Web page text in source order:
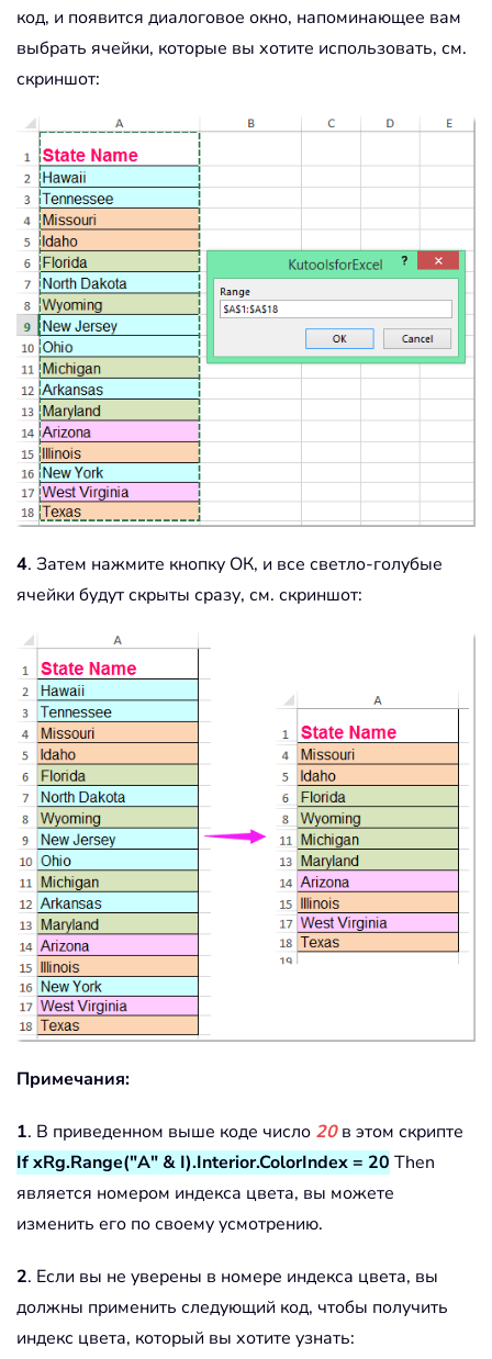
        MsgBox
"the selection is not
    Application
. ScreenUpdating
=
If xRg
            xRg
End
Next 'i
    Application
.ScreenUpdating = True
End
код, и появится диалоговое окно, напоминающее вам
выбрать ячейки, которые вы хотите использовать, см.
скриншот:
4. Затем нажмите кнопку ОК, и все светло-голубые
ячейки будут скрыты сразу, см. скриншот:
Примечания:
1. В приведенном выше коде число 20в этом скрипте
If xRg.Range("A" & I).Interior.ColorIndex = 20 Then
является номером индекса цвета, вы можете
изменить его по своему усмотрению.
2. Если вы не уверены в номере индекса цвета, вы
должны применить следующий код, чтобы получить
индекс цвета, который вы хотите узнать: